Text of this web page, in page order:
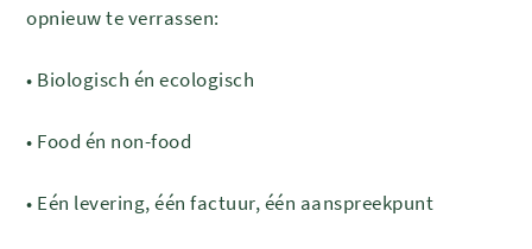
opnieuw te verrassen:
• Biologisch én ecologisch
• Food én non-food
• Eén levering, één factuur, één aanspreekpunt